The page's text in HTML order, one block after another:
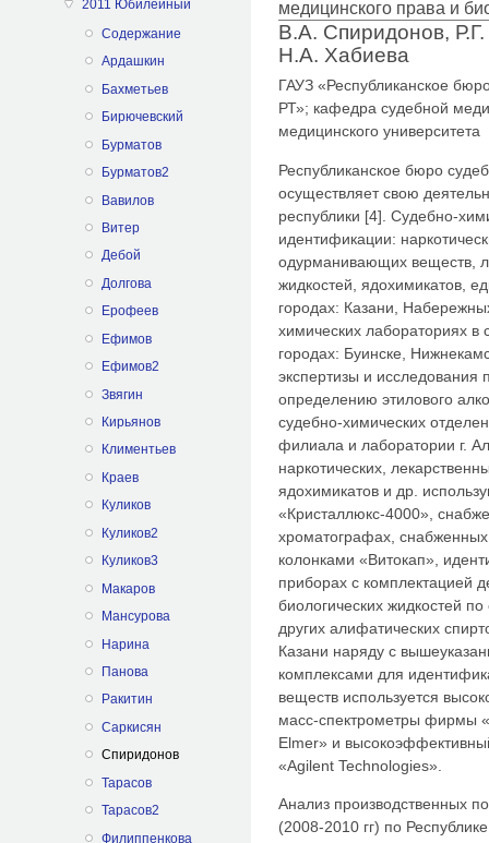
2011 Юбилейный
Содержание
Ардашкин
Бахметьев
Бирючевский
Бурматов
Бурматов2
Вавилов
Витер
Дебой
Долгова
Ерофеев
Ефимов
Ефимов2
Звягин
Кирьянов
Климентьев
Краев
Куликов
Куликов2
Куликов3
Макаров
Мансурова
Нарина
Панова
Ракитин
Саркисян
Спиридонов
Тарасов
Тарасов2
Филиппенкова
медицинского права и
В.А. Спиридонов,
Н.А. Хабиева
ГАУЗ «Республиканское
РТ»; кафедра судебной
медицинского университета
Республиканское бюро
осуществляет свою
республики [4]. Судебно-
идентификации:
одурманивающих веществ,
жидкостей, ядохимикатов,
городах: Казани,
химических лабораториях в
городах: Буинске,
экспертизы и исследования
определению этилового
судебно-химических
филиала и лаборатории г.
наркотических,
ядохимикатов и др.
«Кристаллюкс-4000»,
хроматографах,
колонками «Витокап»,
приборах с комплектацией
биологических жидкостей
других алифатических
Казани наряду с
комплексами для
веществ используется
масс-спектрометры фирмы
Elmer» и
«Agilent Technologies».
Анализ производственных
(2008-2010 гг) по